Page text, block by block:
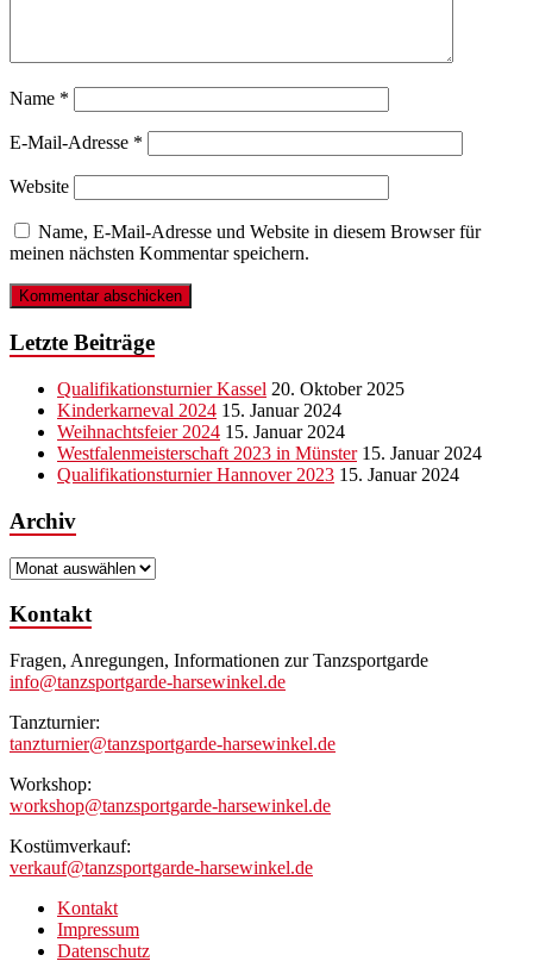
Name *
E-Mail-Adresse *
Website
Name, E-Mail-Adresse und Website in diesem Browser für
meinen nächsten Kommentar speichern.
Letzte Beiträge
Qualifikationsturnier Kassel 20. Oktober 2025
Kinderkarneval 2024 15. Januar 2024
Weihnachtsfeier 2024 15. Januar 2024
Westfalenmeisterschaft 2023 in Münster 15. Januar 2024
Qualifikationsturnier Hannover 2023 15. Januar 2024
Archiv
Archiv
Kontakt
Fragen, Anregungen, Informationen zur Tanzsportgarde
info@tanzsportgarde-harsewinkel.de
Tanzturnier:
tanzturnier@tanzsportgarde-harsewinkel.de
Workshop:
workshop@tanzsportgarde-harsewinkel.de
Kostümverkauf:
verkauf@tanzsportgarde-harsewinkel.de
Kontakt
Impressum
Datenschutz